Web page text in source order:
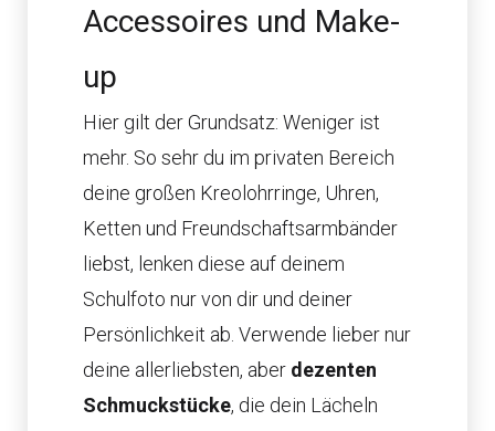
Accessoires und Make-
up
Hier gilt der Grundsatz: Weniger ist
mehr. So sehr du im privaten Bereich
deine großen Kreolohrringe, Uhren,
Ketten und Freundschaftsarmbänder
liebst, lenken diese auf deinem
Schulfoto nur von dir und deiner
Persönlichkeit ab. Verwende lieber nur
deine allerliebsten, aber dezenten
Schmuckstücke, die dein Lächeln